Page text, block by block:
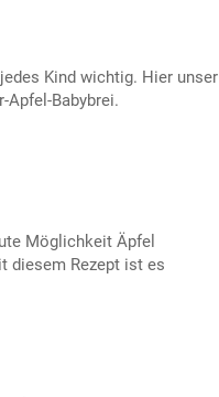
Kind wichtig. Hier unser
Apfel-Babybrei.
Möglichkeit Äpfel
diesem Rezept ist es